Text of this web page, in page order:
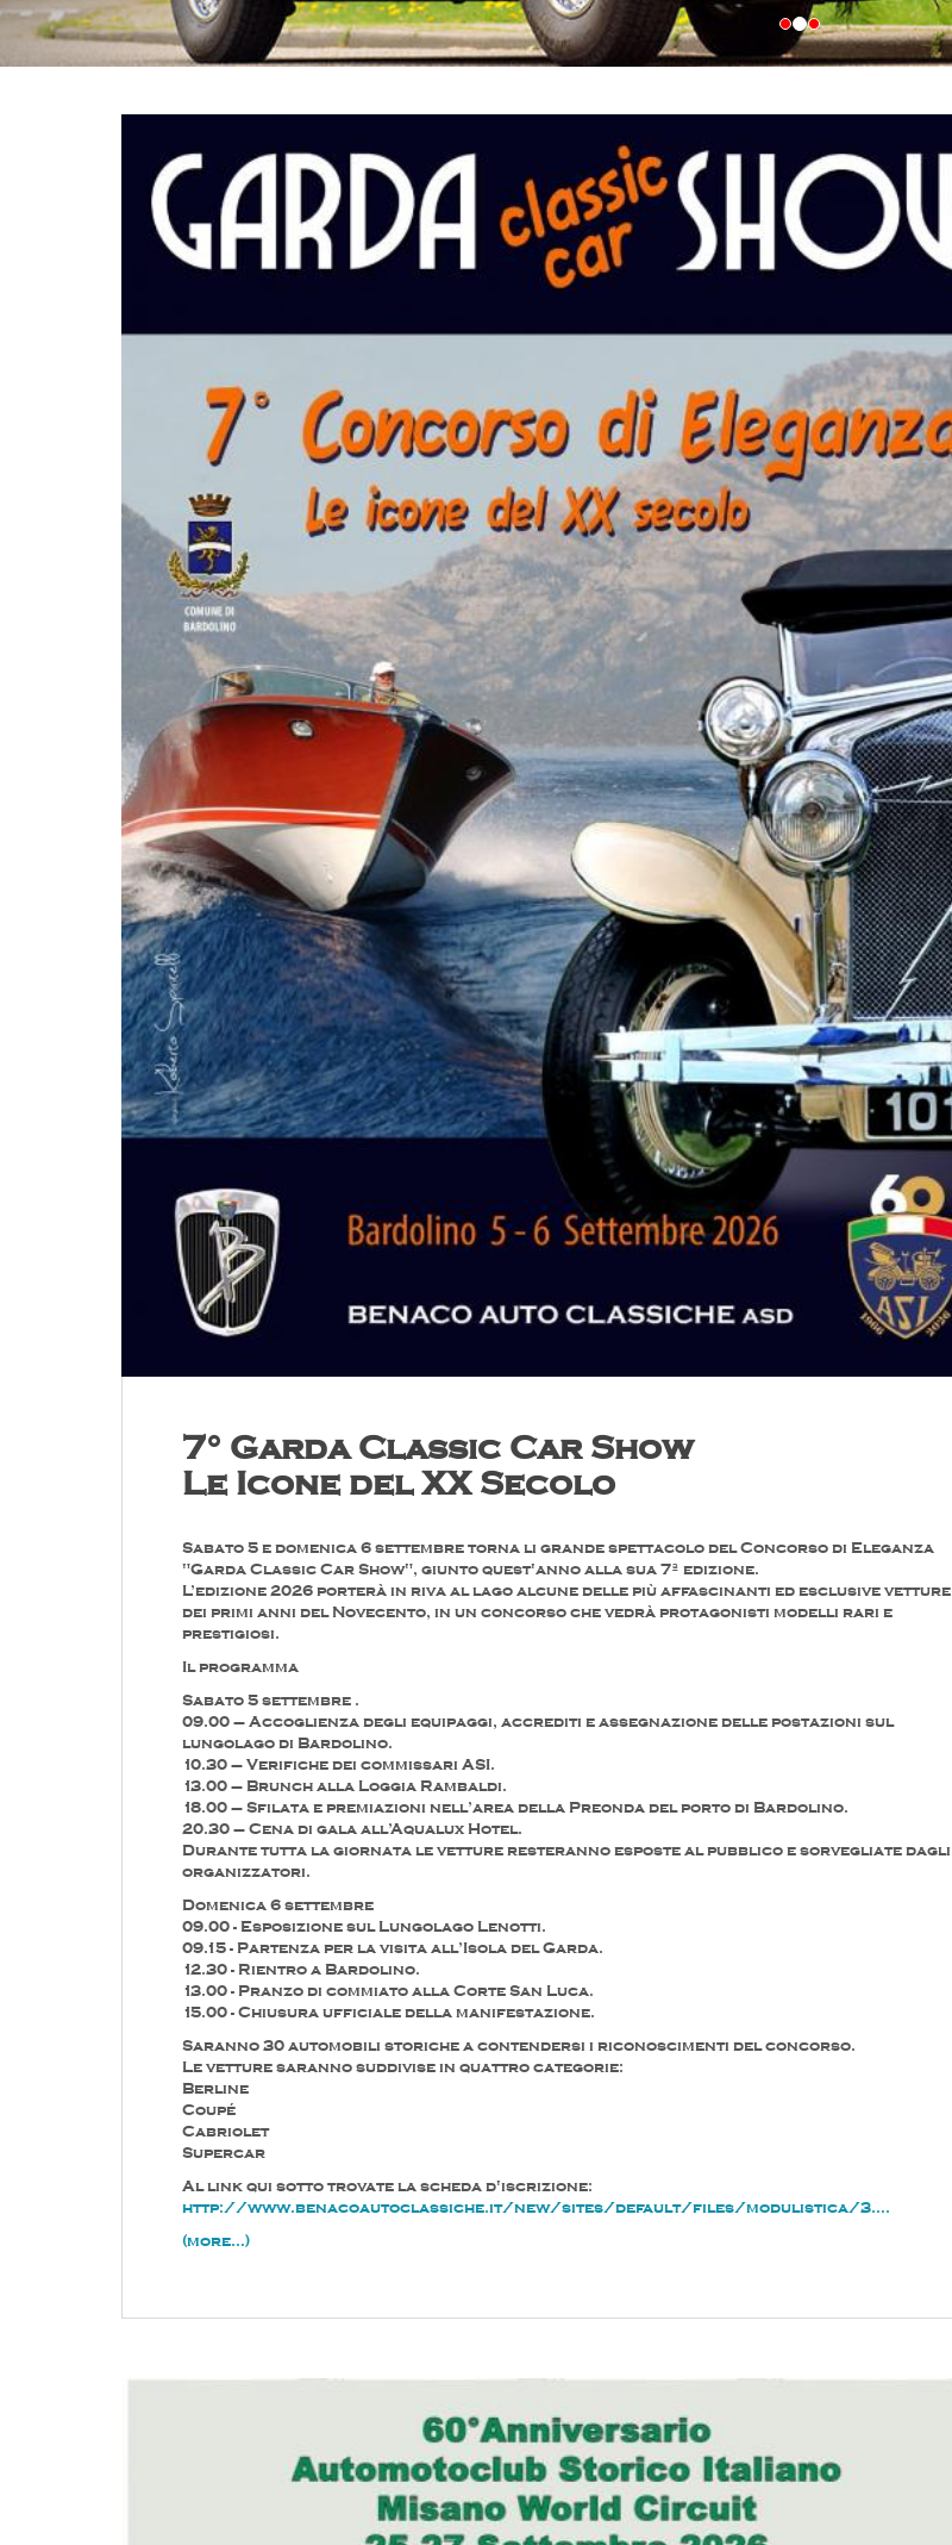
7° Garda Classic Car Show
Le Icone del XX Secolo
Sabato 5 e domenica 6 settembre torna li grande spettacolo del Concorso di Eleganza
"Garda Classic Car Show", giunto quest'anno alla sua 7ª edizione.
L’edizione 2026 porterà in riva al lago alcune delle più affascinanti ed esclusive vetture
dei primi anni del Novecento, in un concorso che vedrà protagonisti modelli rari e
prestigiosi.
Il programma
Sabato 5 settembre .
09.00 – Accoglienza degli equipaggi, accrediti e assegnazione delle postazioni sul
lungolago di Bardolino.
10.30 – Verifiche dei commissari ASI.
13.00 – Brunch alla Loggia Rambaldi.
18.00 – Sfilata e premiazioni nell’area della Preonda del porto di Bardolino.
20.30 – Cena di gala all’Aqualux Hotel.
Durante tutta la giornata le vetture resteranno esposte al pubblico e sorvegliate dagli
organizzatori.
Domenica 6 settembre
09.00 - Esposizione sul Lungolago Lenotti.
09.15 - Partenza per la visita all’Isola del Garda.
12.30 - Rientro a Bardolino.
13.00 - Pranzo di commiato alla Corte San Luca.
15.00 - Chiusura ufficiale della manifestazione.
Saranno 30 automobili storiche a contendersi i riconoscimenti del concorso.
Le vetture saranno suddivise in quattro categorie:
Berline
Coupé
Cabriolet
Supercar
Al link qui sotto trovate la scheda d'iscrizione:
http://www.benacoautoclassiche.it/new/sites/default/files/modulistica/3....
(more…)